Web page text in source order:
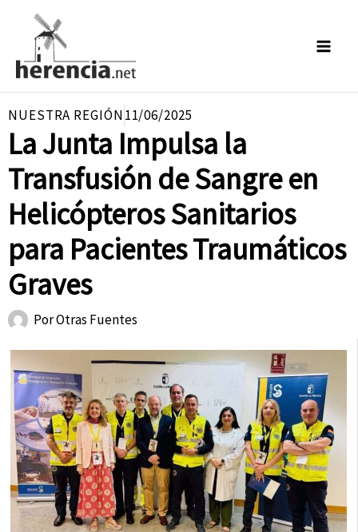
contenido
NUESTRA REGIÓN11/06/2025
La Junta Impulsa la
Transfusión de Sangre en
Helicópteros Sanitarios
para Pacientes Traumáticos
Graves
PorOtras Fuentes